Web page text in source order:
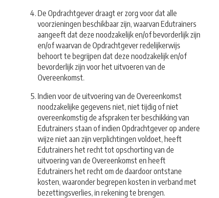
De Opdrachtgever draagt er zorg voor dat alle
voorzieningen beschikbaar zijn, waarvan Edutrainers
aangeeft dat deze noodzakelijk en/of bevorderlijk zijn
en/of waarvan de Opdrachtgever redelijkerwijs
behoort te begrijpen dat deze noodzakelijk en/of
bevorderlijk zijn voor het uitvoeren van de
Overeenkomst.
Indien voor de uitvoering van de Overeenkomst
noodzakelijke gegevens niet, niet tijdig of niet
overeenkomstig de afspraken ter beschikking van
Edutrainers staan of indien Opdrachtgever op andere
wijze niet aan zijn verplichtingen voldoet, heeft
Edutrainers het recht tot opschorting van de
uitvoering van de Overeenkomst en heeft
Edutrainers het recht om de daardoor ontstane
kosten, waaronder begrepen kosten in verband met
bezettingsverlies, in rekening te brengen.